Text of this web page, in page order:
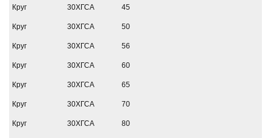
Круг 30ХГСА 45
Круг 30ХГСА 50
Круг 30ХГСА 56
Круг 30ХГСА 60
Круг 30ХГСА 65
Круг 30ХГСА 70
Круг 30ХГСА 80